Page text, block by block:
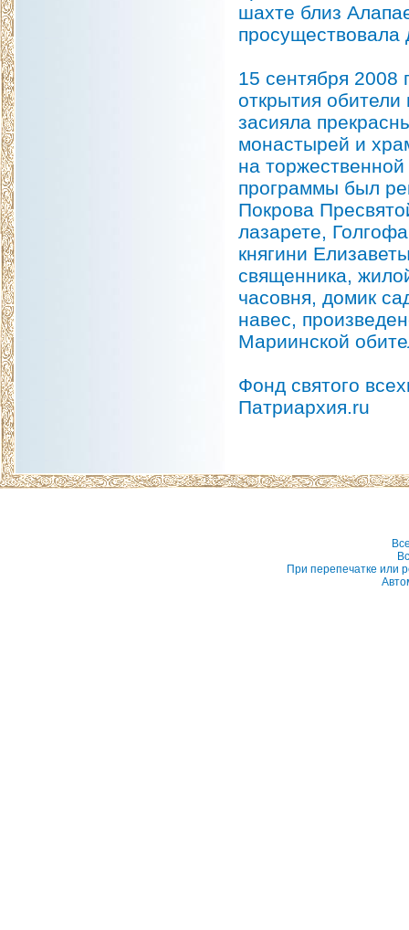
шахте близ
просуществовала
15 сентября 2008
открытия
засияла
монастырей и
на
программы был
Покрова
лазарете,
княгини
священника,
часовня, домик
навес,
Мариинской
Фонд святого
Патриархия.ru
При перепечатке или